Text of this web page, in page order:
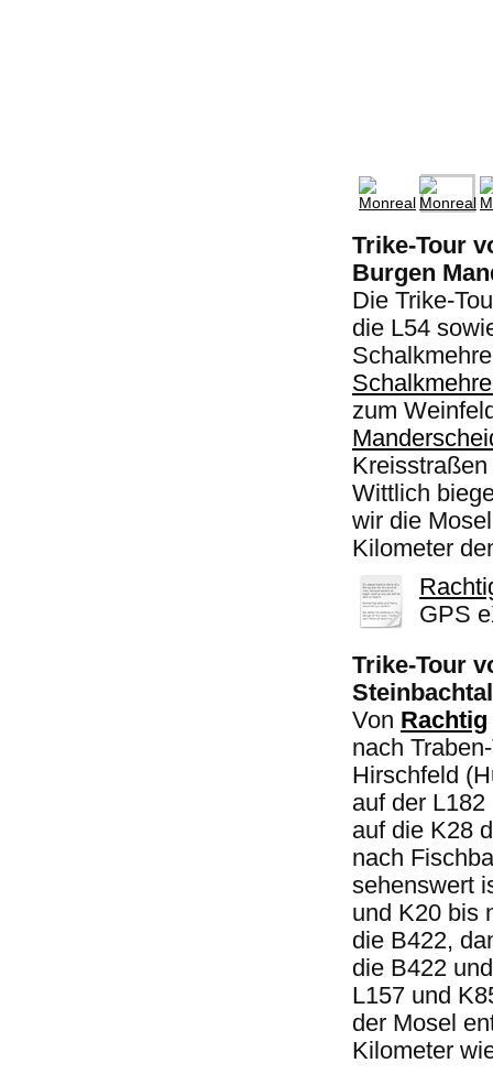
Trike-Tour
Burgen
Die Trike-
die L54
zum
Wittlich
wir die
Kilometer
GPS
Trike-Tour
Von Rachtig
nach
Hirschfeld
auf der
auf die K28
nach
sehenswert
und K20 bis
die B422,
die B422
L157 und
der Mosel
Kilometer